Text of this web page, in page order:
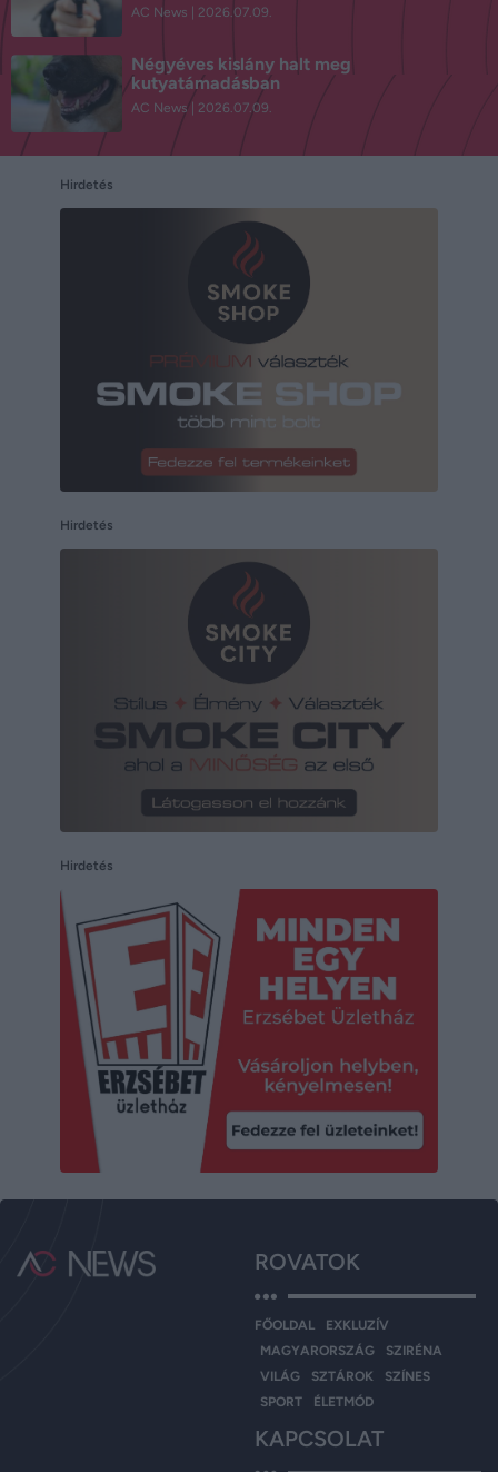
AC News 2026.07.09.
Négyéves kislány halt meg
kutyatámadásban
AC News 2026.07.09.
Hirdetés
Hirdetés
Hirdetés
ROVATOK
FŐOLDAL
EXKLUZÍV
MAGYARORSZÁG
SZIRÉNA
VILÁG
SZTÁROK
SZÍNES
SPORT
ÉLETMÓD
KAPCSOLAT